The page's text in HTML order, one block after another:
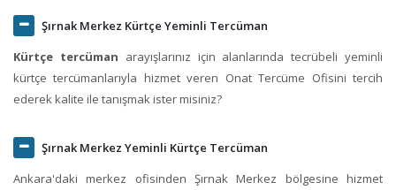
Şırnak Merkez Kürtçe Yeminli Tercüman
Kürtçe tercüman arayışlarınız için alanlarında tecrübeli yeminli
kürtçe tercümanlarıyla hizmet veren Onat Tercüme Ofisini tercih
ederek kalite ile tanışmak ister misiniz?
Şırnak Merkez Yeminli Kürtçe Tercüman
Ankara'daki merkez ofisinden Şırnak Merkez bölgesine hizmet